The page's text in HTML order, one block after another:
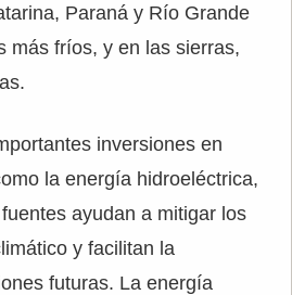
Paraná y Río Grande
más fríos, y en las sierras,
inversiones en
la energía hidroeléctrica,
ayudan a mitigar los
y facilitan la
futuras. La energía